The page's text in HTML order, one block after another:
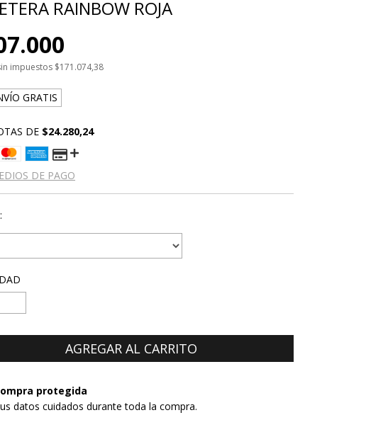
RAINBOW ROJA
impuestos $171.074,38
GRATIS
DE $24.280,24
DE PAGO
protegida
datos cuidados durante toda la compra.